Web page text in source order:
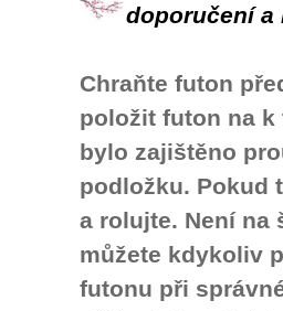
doporučení a
Chraňte futon
položit futon na k
bylo zajištěno
podložku. Pokud
a rolujte. Není na
můžete kdykoliv
futonu při